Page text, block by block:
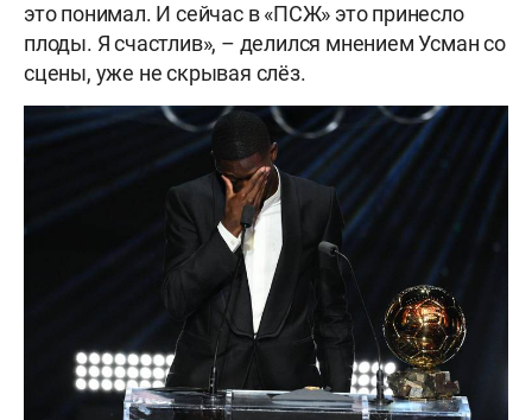
это понимал. И сейчас в «ПСЖ» это принесло
плоды. Я счастлив», – делился мнением Усман со
сцены, уже не скрывая слёз.